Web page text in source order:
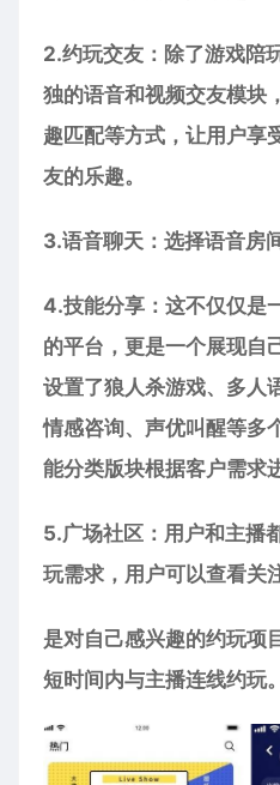
2.约玩交友：除了游戏陪
独的语音和视频交友模块
趣匹配等方式，让用户享
友的乐趣。
3.语音聊天：选择语音房
4.技能分享：这不仅仅是
的平台，更是一个展现自
设置了狼人杀游戏、多人
情感咨询、声优叫醒等多
能分类版块根据客户需求
5.广场社区：用户和主播
玩需求，用户可以查看关
是对自己感兴趣的约玩项
短时间内与主播连线约玩。